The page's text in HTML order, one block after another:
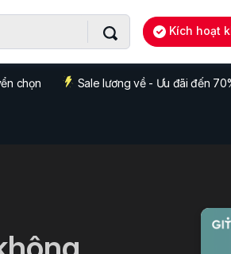
Kích hoạt
chọn Sale lương về - Ưu đãi đến